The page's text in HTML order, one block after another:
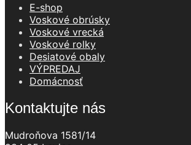
E-shop
Voskové obrúsky
Voskové vrecká
Voskové rolky
Desiatové obaly
VÝPREDAJ
Domácnosť
Kontaktujte nás
Mudroňova 1581/14